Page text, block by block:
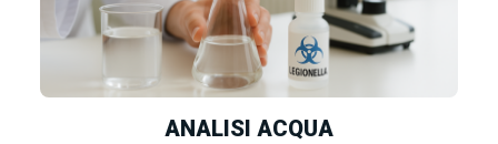
ANALISI ACQUA